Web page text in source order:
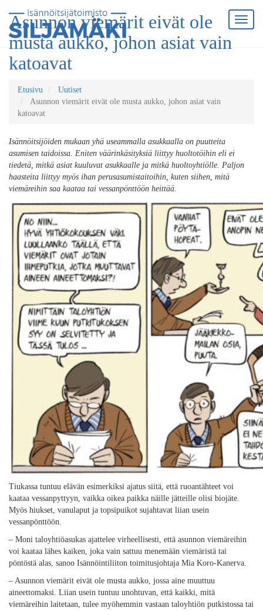
Asunnon viemärit eivät ole
musta aukko, johon asiat vain
katoavat
Etusivu
Uutiset
Asunnon viemärit eivät ole musta aukko, johon asiat vain
katoavat
Isännöitsijöiden mukaan yhä useammalla asukkaalla on puutteita
asumisen taidoissa. Eniten väärinkäsityksiä liittyy huoltotöihin eli ei
tiedetä, mitkä asiat kuuluvat asukkaalle ja mitkä huoltoyhtiölle. Paljon
haasteita liittyy myös ihan perusasumistaitoihin, kuten siihen, mitä
viemäreihin saa kaataa tai vessanpönttöön heittää.
Tiukassa tuntuu elävän esimerkiksi ajatus siitä, että ruoantähteet voi
kaataa vessanpyttyyn, vaikka oikea paikka näille jätteille olisi biojäte.
Myös hiukset, vanulaput ja topsipuikot sujahtavat liian usein
vessanpönttöön.
– Moni taloyhtiöasukas ajattelee virheellisesti, että asunnon viemäreihin
voi kaataa lähes kaiken, joka vain sattuu menemään viemäristä tai
pöntöstä alas, sanoo Isännöintiliiton toimitusjohtaja Mia Koro-Kanerva.
– Asunnon viemärit eivät ole musta aukko, jossa aine muuttuu
aineettomaksi. Liian usein tuntuu unohtuvan, että kaikki, mitä
viemäreihin laitetaan, tulee myöhemmin vastaan taloyhtiön putkistossa tai